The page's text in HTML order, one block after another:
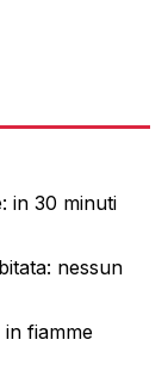
in 30 minuti
nessun
fiamme